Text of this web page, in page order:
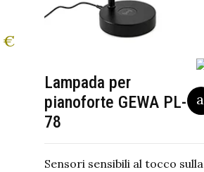
€
Lampada per
pianoforte GEWA PL-
78
Sensori sensibili al tocco sulla